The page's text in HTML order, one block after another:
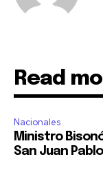
Read
Nacionales
Ministro
San Juan